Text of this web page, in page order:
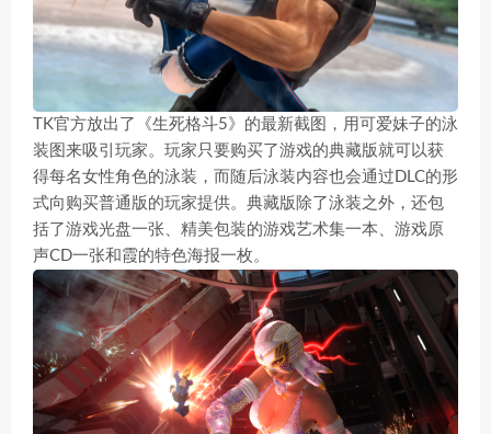
TK官方放出了《生死格斗5》的最新截图，用可爱妹子的泳
装图来吸引玩家。玩家只要购买了游戏的典藏版就可以获
得每名女性角色的泳装，而随后泳装内容也会通过DLC的形
式向购买普通版的玩家提供。典藏版除了泳装之外，还包
括了游戏光盘一张、精美包装的游戏艺术集一本、游戏原
声CD一张和霞的特色海报一枚。